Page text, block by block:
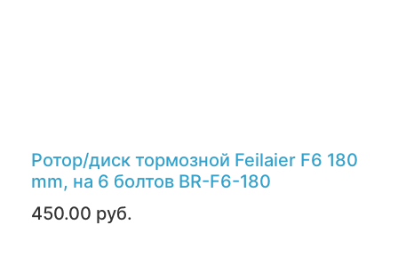
Ротор/диск тормозной Feilaier F6 180
mm, на 6 болтов BR-F6-180
450.00 руб.